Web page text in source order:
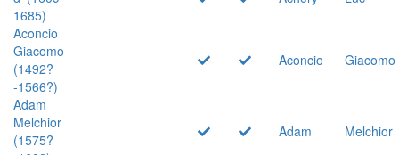
1685)
Aconcio
Giacomo
(1492?
-1566?)
Aconcio Giacomo
Adam
Melchior
(1575?
Adam Melchior